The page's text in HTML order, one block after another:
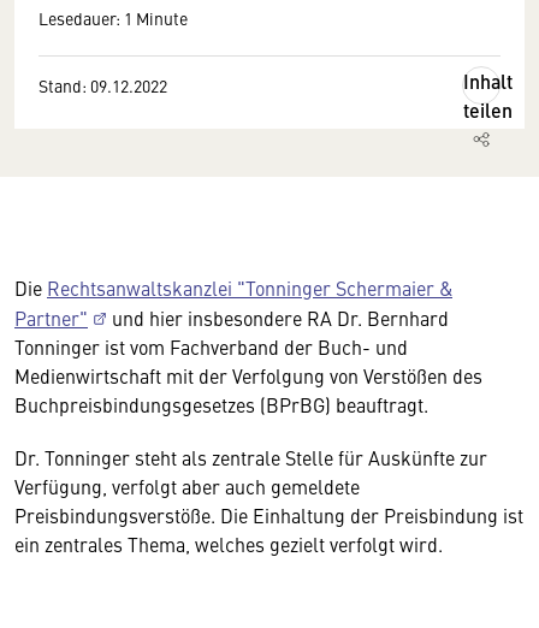
Lesedauer: 1 Minute
Stand: 09.12.2022
Inhalt
teilen
Die Rechtsanwaltskanzlei "Tonninger Schermaier &
Partner"
und hier insbesondere RA Dr. Bernhard
Tonninger ist vom Fachverband der Buch- und
Medienwirtschaft mit der Verfolgung von Verstößen des
Buchpreisbindungsgesetzes (BPrBG) beauftragt.
Dr. Tonninger steht als zentrale Stelle für Auskünfte zur
Verfügung, verfolgt aber auch gemeldete
Preisbindungsverstöße. Die Einhaltung der Preisbindung ist
ein zentrales Thema, welches gezielt verfolgt wird.